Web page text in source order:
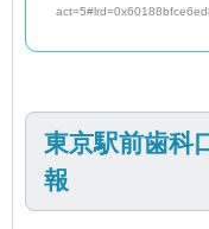
東京駅前歯科
報